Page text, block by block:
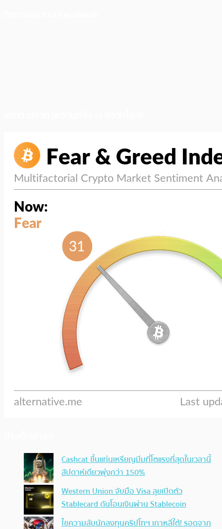
Cashcat ขึ้นแท่นเหรียญมีมที่โตแรงที่สุดในเวลานี้
สัปดาห์เดียวพุ่งกว่า 150%
Western Union จับมือ Visa ลุยเปิดตัว
Stablecard ดันโอนเงินผ่าน Stablecoin
ไขความลับนักลงทุนคริปโทฯ เกาหลีใต้! รอดจาก